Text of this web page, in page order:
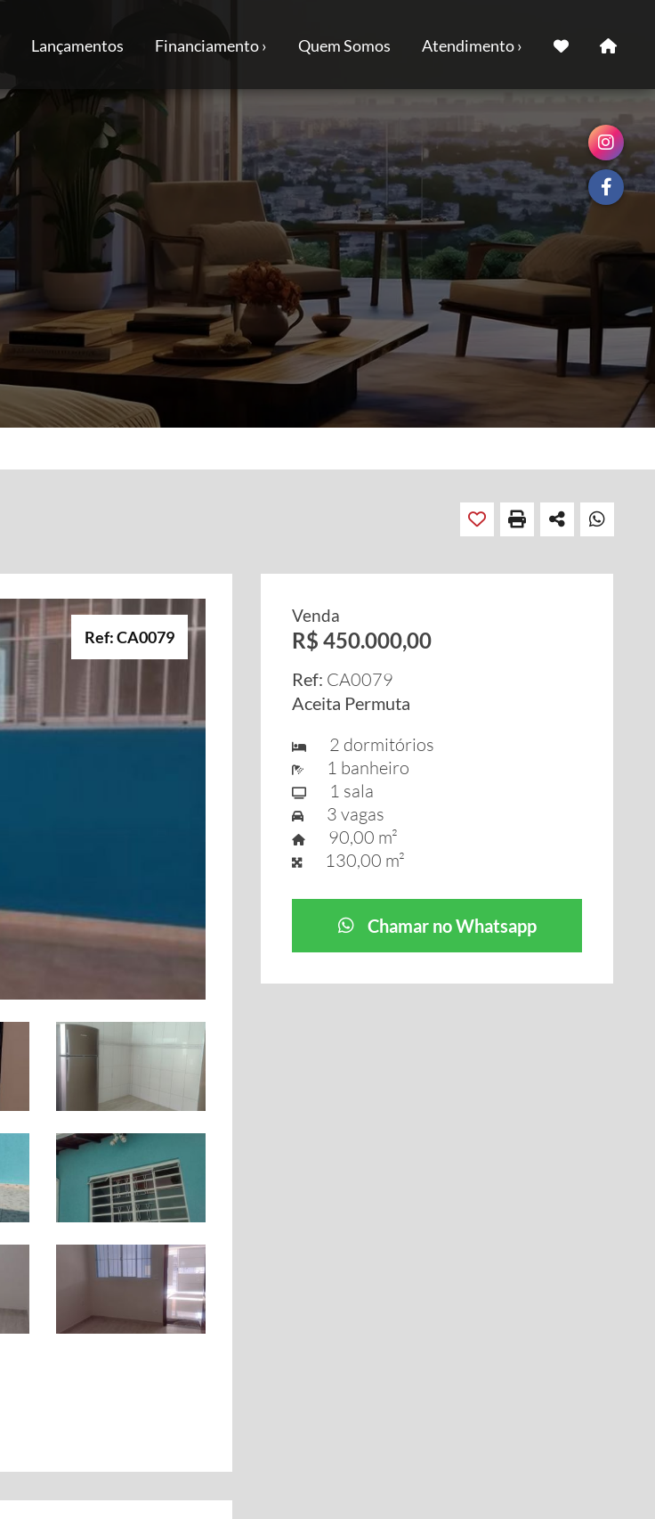
Lançamentos Financiamento › Quem Somos Atendimento ›
Ref: CA0079
Venda
R$ 450.000,00
Ref: CA0079
Aceita Permuta
2 dormitórios
1 banheiro
1 sala
3 vagas
90,00 m²
130,00 m²
Chamar no Whatsapp